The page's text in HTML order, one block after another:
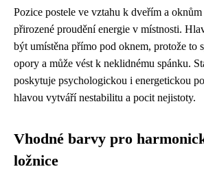
Pozice postele ve vztahu k dveřím a
přirozené proudění energie v místnosti.
být umístěna přímo pod oknem, protože to
opory a může vést k neklidnému spánku.
poskytuje psychologickou i energetickou
hlavou vytváří nestabilitu a pocit nejistoty.
Vhodné barvy pro
ložnice